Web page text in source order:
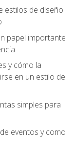
estilos de diseño
papel importante
y cómo la
en un estilo de
simples para
eventos y como